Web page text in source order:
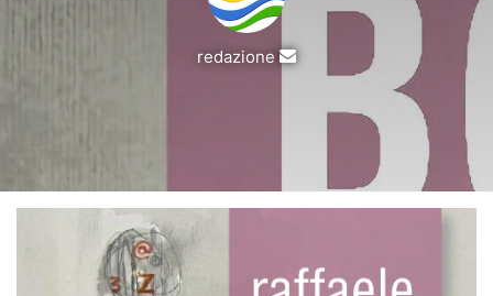
redazione
Invia
un'email